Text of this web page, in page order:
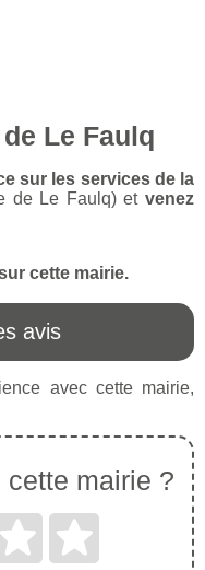
Le Faulq
sur les services de la
de Le Faulq) et venez
cette mairie.
avis
avec cette mairie,
mairie ?